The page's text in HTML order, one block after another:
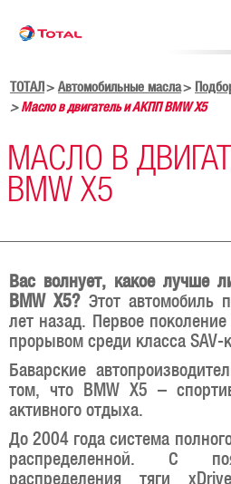
ТОТАЛ Автомобильные масла
Масло в двигатель и АКПП BMW X5
МАСЛО В
BMW X5
Вас волнует, какое лучше
BMW X5?Этот автомобиль
лет назад. Первое
прорывом среди класса SAV-
Баварские
том, что BMW X5 –
активного отдыха.
До 2004 года система
распределенной. С
распределения тяги